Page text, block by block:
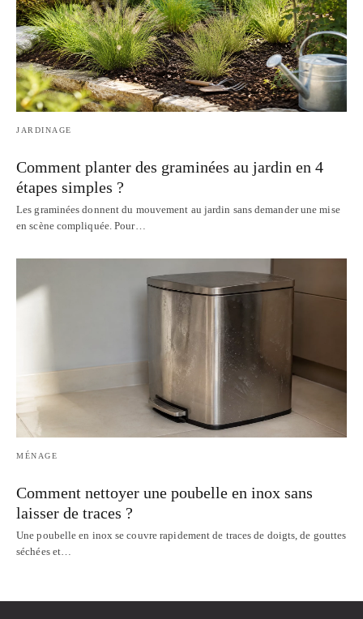
JARDINAGE
Comment planter des graminées au jardin en 4
étapes simples ?
Les graminées donnent du mouvement au jardin sans demander une mise
en scène compliquée. Pour…
MÉNAGE
Comment nettoyer une poubelle en inox sans
laisser de traces ?
Une poubelle en inox se couvre rapidement de traces de doigts, de gouttes
séchées et…